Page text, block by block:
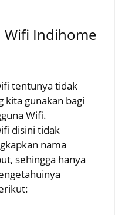
Wifi Indihome
tentunya tidak
kita gunakan bagi
Wifi.
disini tidak
nama
sehingga hanya